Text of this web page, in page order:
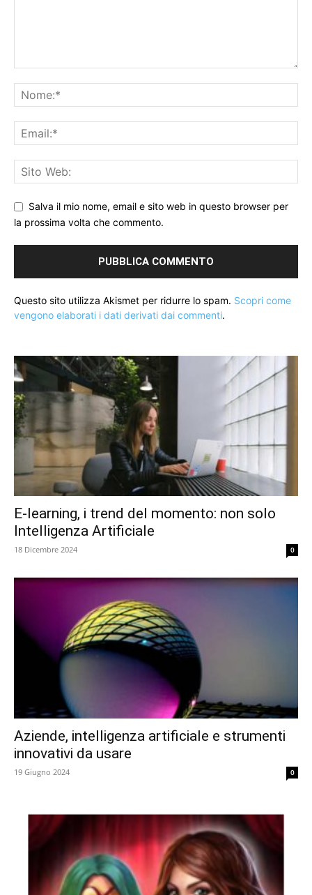
Salva il mio nome, email e sito web in questo browser per
la prossima volta che commento.
Questo sito utilizza Akismet per ridurre lo spam. Scopri come
vengono elaborati i dati derivati dai commenti.
E-learning, i trend del momento: non solo
Intelligenza Artificiale
18 Dicembre 2024 0
Aziende, intelligenza artificiale e strumenti
innovativi da usare
19 Giugno 2024 0